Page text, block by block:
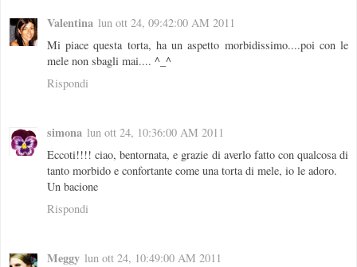
Valentina lun ott 24, 09:42:00 AM 2011
Mi piace questa torta, ha un aspetto morbidissimo....poi con le
mele non sbagli mai.... ^_^
Rispondi
simona lun ott 24, 10:36:00 AM 2011
Eccoti!!!! ciao, bentornata, e grazie di averlo fatto con qualcosa di
tanto morbido e confortante come una torta di mele, io le adoro.
Un bacione
Rispondi
Meggy lun ott 24, 10:49:00 AM 2011